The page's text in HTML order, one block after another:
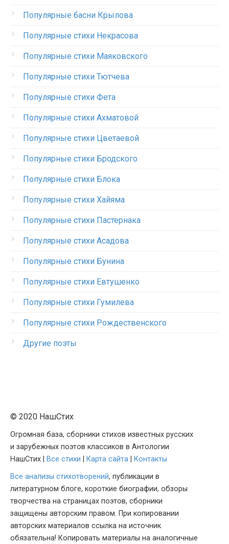
Популярные басни Крылова
Популярные стихи Некрасова
Популярные стихи Маяковского
Популярные стихи Тютчева
Популярные стихи Фета
Популярные стихи Ахматовой
Популярные стихи Цветаевой
Популярные стихи Бродского
Популярные стихи Блока
Популярные стихи Хайяма
Популярные стихи Пастернака
Популярные стихи Асадова
Популярные стихи Бунина
Популярные стихи Евтушенко
Популярные стихи Гумилева
Популярные стихи Рождественского
Другие поэты
© 2020 НашСтих
Огромная база, сборники стихов известных русских
и зарубежных поэтов классиков в Антологии
НашСтих |
Все стихи Карта сайта
Контакты
Все анализы стихотворений, публикации в
литературном блоге, короткие биографии, обзоры
творчества на страницах поэтов, сборники
защищены авторским правом. При копировании
авторских материалов ссылка на источник
обязательна! Копировать материалы на аналогичные